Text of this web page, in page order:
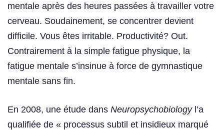
mentale après des heures passées à travailler votre
cerveau. Soudainement, se concentrer devient
difficile. Vous êtes irritable. Productivité? Out.
Contrairement à la simple fatigue physique, la
fatigue mentale s’insinue à force de gymnastique
mentale sans fin.
En 2008, une étude dans Neuropsychobiologyl’a
qualifiée de « processus subtil et insidieux marqué